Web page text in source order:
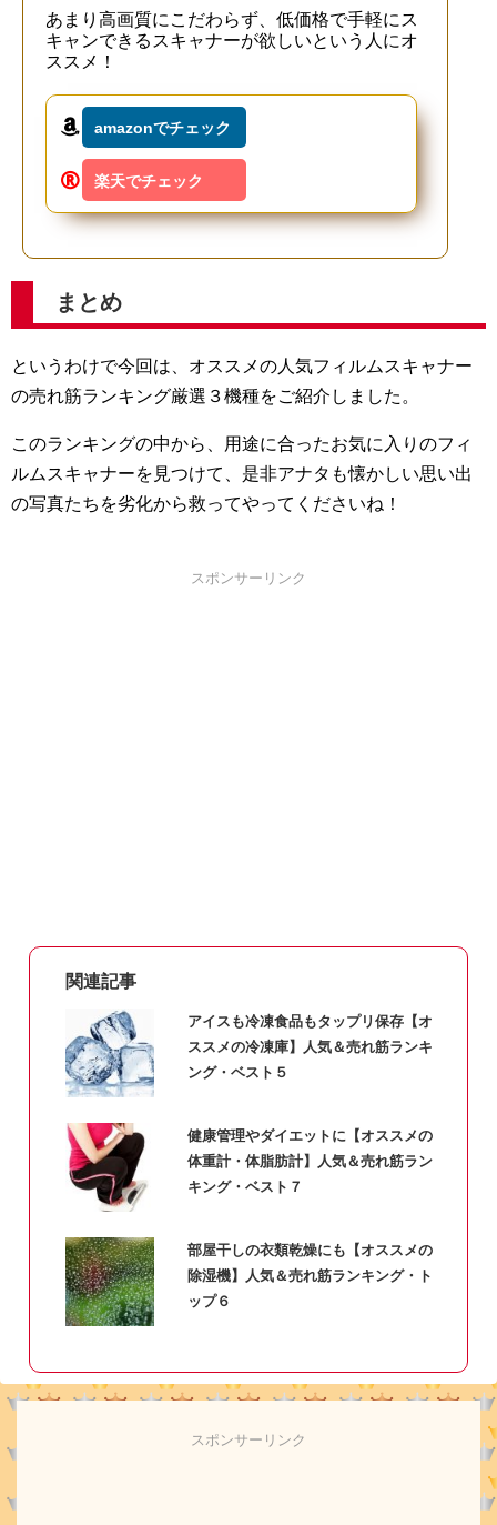
あまり高画質にこだわらず、低価格で手軽にス
キャンできるスキャナーが欲しいという人にオ
ススメ！
amazonでチェック
楽天でチェック
まとめ
というわけで今回は、オススメの人気フィルムスキャナー
の売れ筋ランキング厳選３機種をご紹介しました。
このランキングの中から、用途に合ったお気に入りのフィ
ルムスキャナーを見つけて、是非アナタも懐かしい思い出
の写真たちを劣化から救ってやってくださいね！
スポンサーリンク
関連記事
アイスも冷凍食品もタップリ保存【オ
ススメの冷凍庫】人気＆売れ筋ランキ
ング・ベスト５
健康管理やダイエットに【オススメの
体重計・体脂肪計】人気＆売れ筋ラン
キング・ベスト７
部屋干しの衣類乾燥にも【オススメの
除湿機】人気＆売れ筋ランキング・ト
ップ６
スポンサーリンク